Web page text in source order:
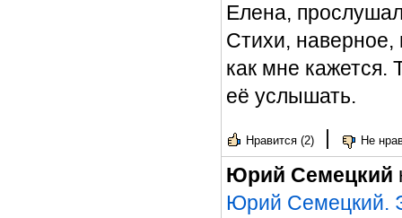
Елена,
Стихи, наверное,
как мне кажется.
её услышать.
Нравится (2) | Не
Юрий Семецкий
Юрий Семецкий.